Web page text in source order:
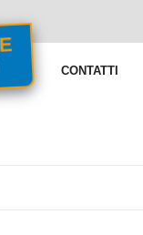
CONTATTI